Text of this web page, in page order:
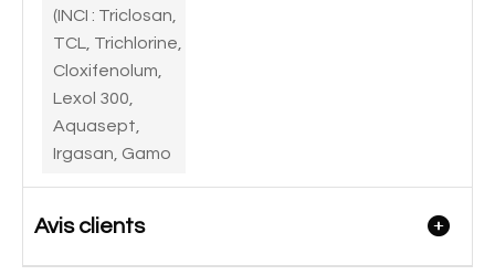
(INCI : Triclosan,
TCL, Trichlorine,
Cloxifenolum,
Lexol 300,
Aquasept,
Irgasan, Gamo
Avis clients